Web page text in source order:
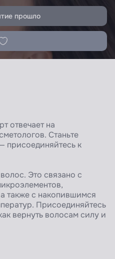
прошло
отвечает на
Станьте
присоединяйтесь к
Это связано с
также с накопившимся
Присоединяйтесь
вернуть волосам силу и